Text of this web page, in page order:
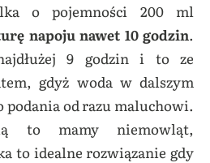
o pojemności 200 ml
napoju nawet 10 godzin.
9 godzin i to ze
gdyż woda w dalszym
podania od razu maluchowi.
to mamy niemowląt,
to idealne rozwiązanie gdy